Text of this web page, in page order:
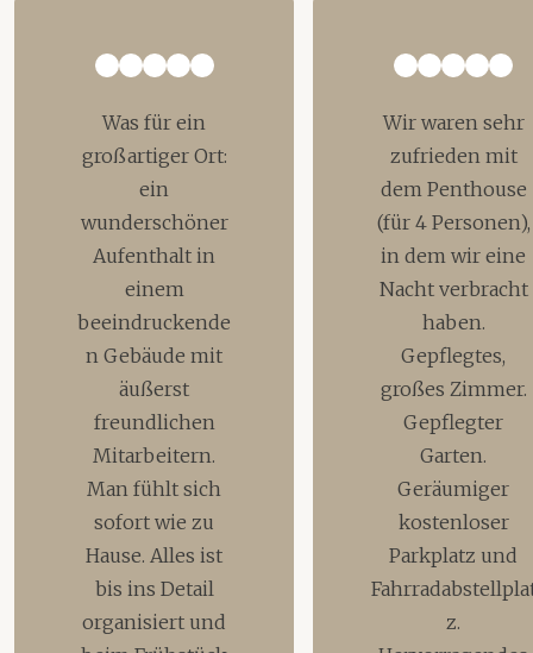
Was für ein
großartiger Ort:
ein
wunderschöner
Aufenthalt in
einem
beeindruckende
n Gebäude mit
äußerst
freundlichen
Mitarbeitern.
Man fühlt sich
sofort wie zu
Hause. Alles ist
bis ins Detail
organisiert und
Wir waren sehr
zufrieden mit
dem Penthouse
(für 4 Personen),
in dem wir eine
Nacht verbracht
haben.
Gepflegtes,
großes Zimmer.
Gepflegter
Garten.
Geräumiger
kostenloser
Parkplatz und
z.